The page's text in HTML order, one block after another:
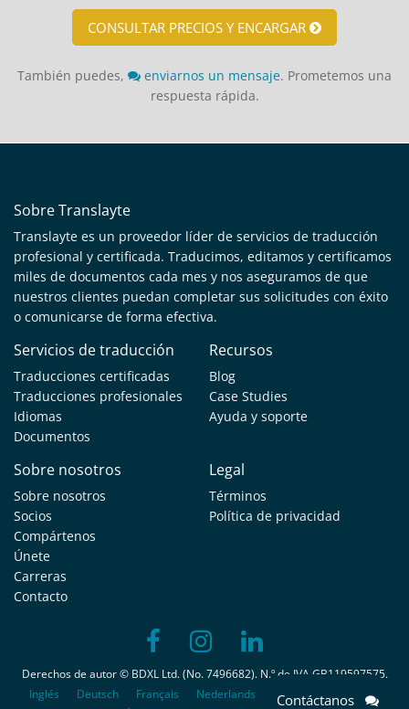
CONSULTAR PRECIOS Y ENCARGAR
También puedes, enviarnos un mensaje. Prometemos una
respuesta rápida.
Contáctanos
Sobre Translayte
Translayte es un proveedor líder de servicios de traducción
profesional y certificada. Traducimos, editamos y certificamos
miles de documentos cada mes y nos aseguramos de que
nuestros clientes puedan completar sus solicitudes con éxito
o comunicarse de forma efectiva.
Servicios de traducción
Traducciones certificadas
Traducciones profesionales
Idiomas
Documentos
Recursos
Blog
Case Studies
Ayuda y soporte
Sobre nosotros
Sobre nosotros
Socios
Compártenos
Únete
Carreras
Contacto
Legal
Términos
Política de privacidad
Derechos de autor © BDXL Ltd. (No. 7496682). N.º de IVA GB119597575.
Inglés
Deutsch Français Nederlands Português
Italiano